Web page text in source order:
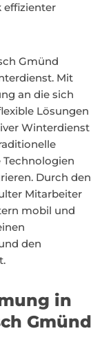
effizienter
Gmünd
Mit
an die sich
Lösungen
Winterdienst
Durch den
Mitarbeiter
mobil und
den
in
Gmünd